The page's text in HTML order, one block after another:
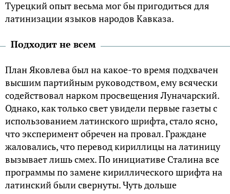
Турецкий опыт весьма мог бы пригодиться для
латинизации языков народов Кавказа.
Подходит не всем
План Яковлева был на какое-то время подхвачен
высшим партийным руководством, ему всячески
содействовал нарком просвещения Луначарский.
Однако, как только свет увидели первые газеты с
использованием латинского шрифта, стало ясно,
что эксперимент обречен на провал. Граждане
жаловались, что перевод кириллицы на латиницу
вызывает лишь смех. По инициативе Сталина все
программы по замене кириллического шрифта на
латинский были свернуты. Чуть дольше